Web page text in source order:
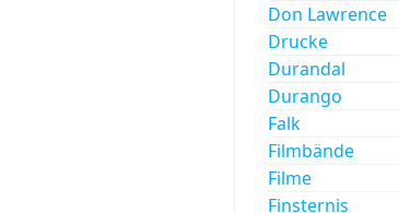
Don Lawrence
Drucke
Durandal
Durango
Falk
Filmbände
Filme
Finsternis